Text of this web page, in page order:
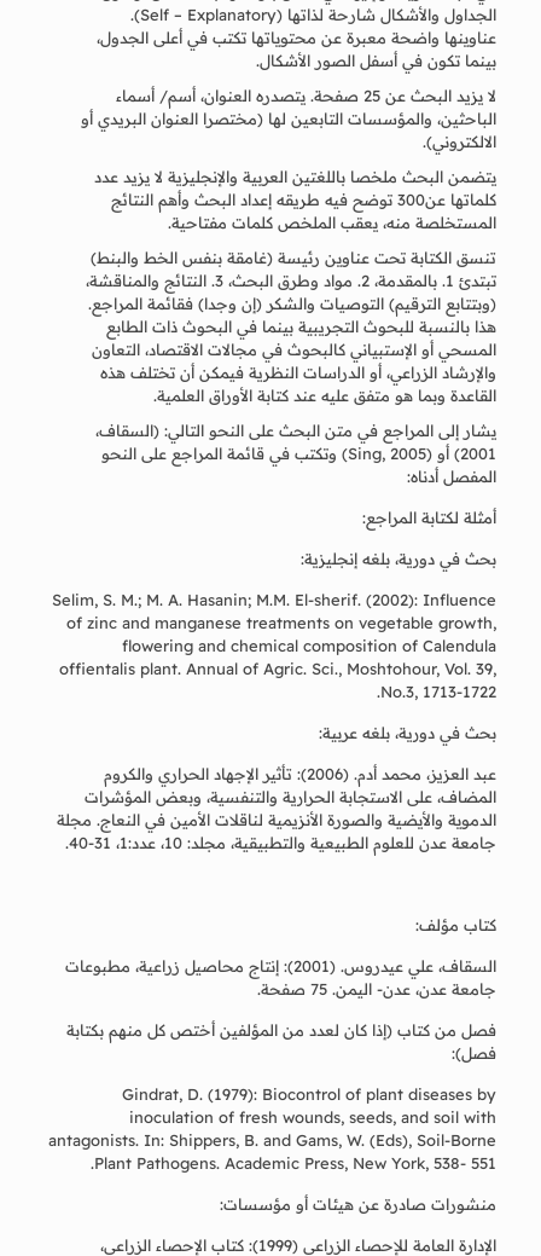
الجداول والأشكال شارحة لذاتها (Self – Explanatory).
عناوينها واضحة معبرة عن محتوياتها تكتب في أعلى الجدول،
بينما تكون في أسفل الصور الأشكال.
لا يزيد البحث عن 25 صفحة. يتصدره العنوان، أسم/ أسماء
الباحثين، والمؤسسات التابعين لها (مختصرا العنوان البريدي أو
الالكتروني).
يتضمن البحث ملخصا باللغتين العربية والإنجليزية لا يزيد عدد
كلماتها عن300 توضح فيه طريقه إعداد البحث وأهم النتائج
المستخلصة منه، يعقب الملخص كلمات مفتاحية.
تنسق الكتابة تحت عناوين رئيسة (غامقة بنفس الخط والبنط)
تبتدئ 1. بالمقدمة، 2. مواد وطرق البحث، 3. النتائج والمناقشة،
(وبتتابع الترقيم) التوصيات والشكر (إن وجدا) فقائمة المراجع.
هذا بالنسبة للبحوث التجريبية بينما في البحوث ذات الطابع
المسحي أو الإستبياني كالبحوث في مجالات الاقتصاد، التعاون
والإرشاد الزراعي، أو الدراسات النظرية فيمكن أن تختلف هذه
القاعدة وبما هو متفق عليه عند كتابة الأوراق العلمية.
يشار إلى المراجع في متن البحث على النحو التالي: (السقاف،
2001) أو (Sing, 2005) وتكتب في قائمة المراجع على النحو
المفصل أدناه:
أمثلة لكتابة المراجع:
بحث في دورية، بلغه إنجليزية:
Selim, S. M.; M. A. Hasanin; M.M. El-sherif. (2002): Influence
of zinc and manganese treatments on vegetable growth,
flowering and chemical composition of Calendula
offientalis plant. Annual of Agric. Sci., Moshtohour, Vol. 39,
No.3, 1713-1722.
بحث في دورية، بلغه عربية:
عبد العزيز، محمد أدم. (2006): تأثير الإجهاد الحراري والكروم
المضاف، على الاستجابة الحرارية والتنفسية، وبعض المؤشرات
الدموية والأيضية والصورة الأنزيمية لناقلات الأمين في النعاج. مجلة
جامعة عدن للعلوم الطبيعية والتطبيقية، مجلد: 10، عدد:1، 31-40.
كتاب مؤلف:
السقاف، علي عيدروس. (2001): إنتاج محاصيل زراعية، مطبوعات
جامعة عدن، عدن- اليمن. 75 صفحة.
فصل من كتاب (إذا كان لعدد من المؤلفين أختص كل منهم بكتابة
فصل):
Gindrat, D. (1979): Biocontrol of plant diseases by
inoculation of fresh wounds, seeds, and soil with
antagonists. In: Shippers, B. and Gams, W. (Eds), Soil-Borne
Plant Pathogens. Academic Press, New York, 538- 551.
منشورات صادرة عن هيئات أو مؤسسات:
الإدارة العامة للإحصاء الزراعي (1999): كتاب الإحصاء الزراعي،